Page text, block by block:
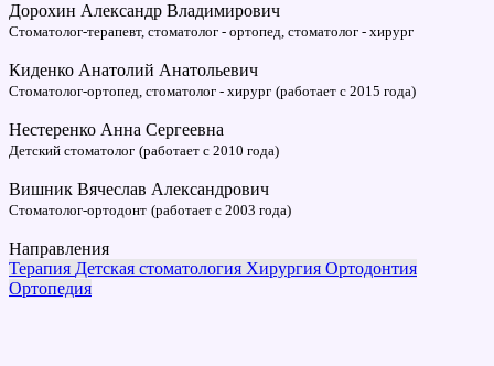
Дорохин Александр Владимирович
Стоматолог-терапевт, стоматолог - ортопед, стоматолог - хирург
Киденко Анатолий Анатольевич
Стоматолог-ортопед, стоматолог - хирург (работает с 2015 года)
Нестеренко Анна Сергеевна
Детский стоматолог (работает с 2010 года)
Вишник Вячеслав Александрович
Стоматолог-ортодонт (работает с 2003 года)
Направления
Терапия Детская стоматология Хирургия Ортодонтия
Ортопедия